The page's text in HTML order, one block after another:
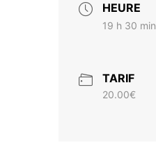
HEURE
19 h 30 min
TARIF
20.00€